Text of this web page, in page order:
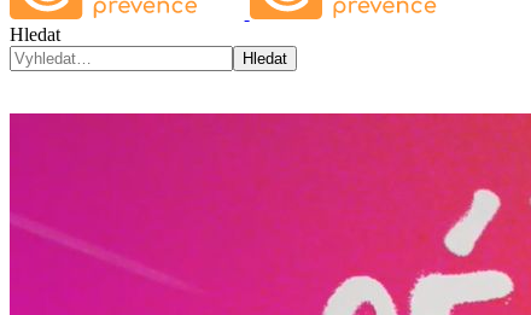
Hledat
Hledat